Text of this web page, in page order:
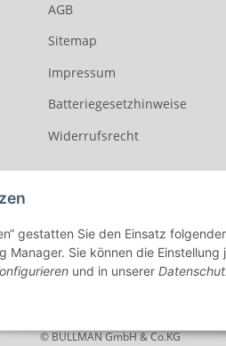
AGB
Sitemap
Impressum
Batteriegesetzhinweise
Widerrufsrecht
© BULLMAN GmbH & Co.KG
gestatten Sie den Einsatz
Manager. Sie können die
und in unserer